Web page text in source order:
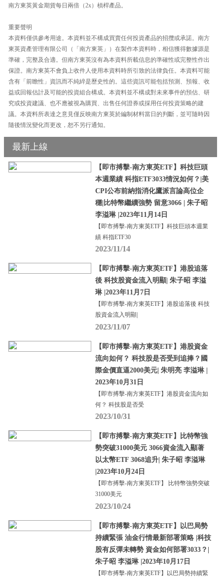
南方東英黃金期貨每日兩倍（2x）槓桿產品。
重要聲明
本資料僅供參考用途。本資料並不構成買賣任何投資產品的招攬或承諾。南方
東英資產管理有限公司（「南方東英」）在製作本資料時，相信獲得數據源是
準確，完整及合適。但南方東英沒有為本資料所載信息的準確性或完整性作出
保證。南方東英不會負上收件人使用本資料時所引致的法律負任。本資料可能
含有「前瞻性」資訊而不純綷是歷史性的。這些資訊可能包括預測、預報、收
益或回報估計及可能的投資組合構成。本資料並不構成對未來事件的預估、研
究或投資建議、也不應被視為購買、出售任何證券或採用任何投資策略的建
議。本資料所表達之意見僅反映南方東英於編制材料當日的判斷，並可隨時因
隨後情況變化而更改，恕不另行通知。
最新上線
【即市搏擊-南方東英ETF】科技巨頭
本週業績 科指ETF3033情況如何？|美
CPI公布前納指消化鷹派言論高位企
穩|比特幣繼續強勢 留意3066 | 朱子昭
李溢琳 |2023年11月14日
【即市搏擊-南方東英ETF】科技巨頭本週業
績 科指ETF30
2023/11/14
【即市搏擊-南方東英ETF】港股追落
後 科技股資金流入明顯| 朱子昭 李溢
琳 |2023年11月7日
【即市搏擊-南方東英ETF】港股追落後 科技
股資金流入明顯|
2023/11/07
【即市搏擊-南方東英ETF】港股資金
流向如何？ 科技股是否受到追捧？國
際金價直逼2000美元| 朱明亮 李溢琳 |
2023年10月31日
【即市搏擊-南方東英ETF】港股資金流向如
何？ 科技股是否受
2023/10/31
【即市搏擊-南方東英ETF】比特幣強
勢突破31000美元 3066資金流入顯著
以太幣ETF 3068追升| 朱子昭 李溢琳
|2023年10月24日
【即市搏擊-南方東英ETF】 比特幣強勢突破
31000美元
2023/10/24
【即市搏擊-南方東英ETF】以巴局勢
持續緊張 油金行情最新部署策略 |科技
股有反彈未轉勢 資金如何部署3033？|
朱子昭 李溢琳 |2023年10月17日
【即市搏擊-南方東英ETF】以巴局勢持續緊